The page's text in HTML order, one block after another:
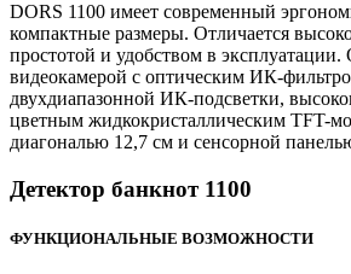
DORS 1100 имеет современный
компактные размеры. Отличается
простотой и удобством в
видеокамерой с оптическим ИК-
двухдиапазонной ИК-подсветки,
цветным жидкокристаллическим TFT-
диагональю 12,7 см и сенсорной
Детектор банкнот 1100
ФУНКЦИОНАЛЬНЫЕ ВОЗМОЖНОСТИ